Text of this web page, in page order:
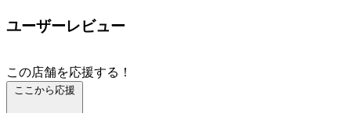
ユーザーレビュー
この店舗を応援する！
ここから応援